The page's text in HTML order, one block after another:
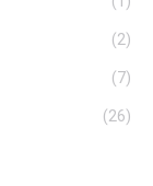
(2)
(7)
(26)